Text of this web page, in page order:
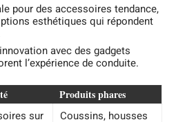
pour des accessoires tendance,
esthétiques qui répondent
avec des gadgets
l’expérience de conduite.
Produits phares
sur
Coussins, housses